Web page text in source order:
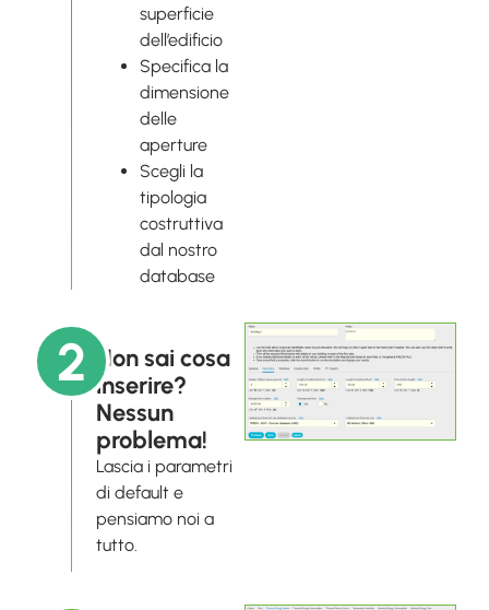
superficie
dell’edificio
Specifica la
dimensione
delle
aperture
Scegli la
tipologia
costruttiva
dal nostro
database
2
Non sai cosa
inserire?
Nessun
problema!
Lascia i parametri
di default e
pensiamo noi a
tutto.